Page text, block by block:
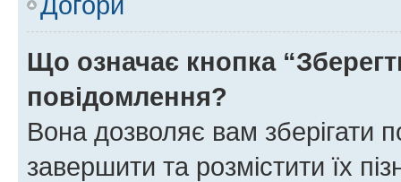
Що означає кнопка
повідомлення?
Вона дозволяє вам зберігати
завершити та розмістити їх